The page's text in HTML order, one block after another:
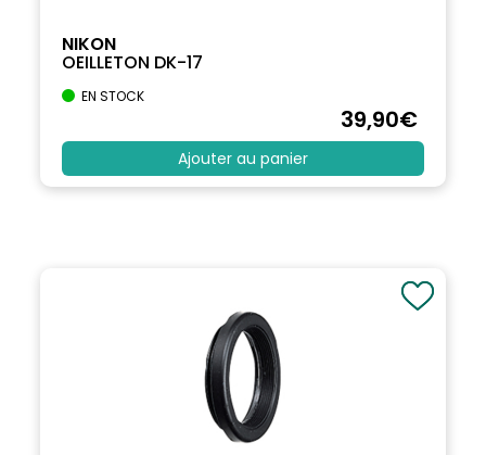
NIKON
OEILLETON DK-17
EN STOCK
39,90€
Ajouter au panier